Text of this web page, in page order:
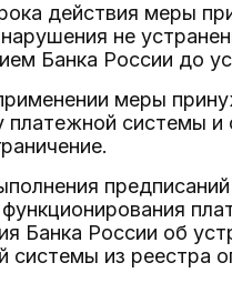
действия меры
не
Банка России до
меры
платежной системы
Банка России об
системы из реестра